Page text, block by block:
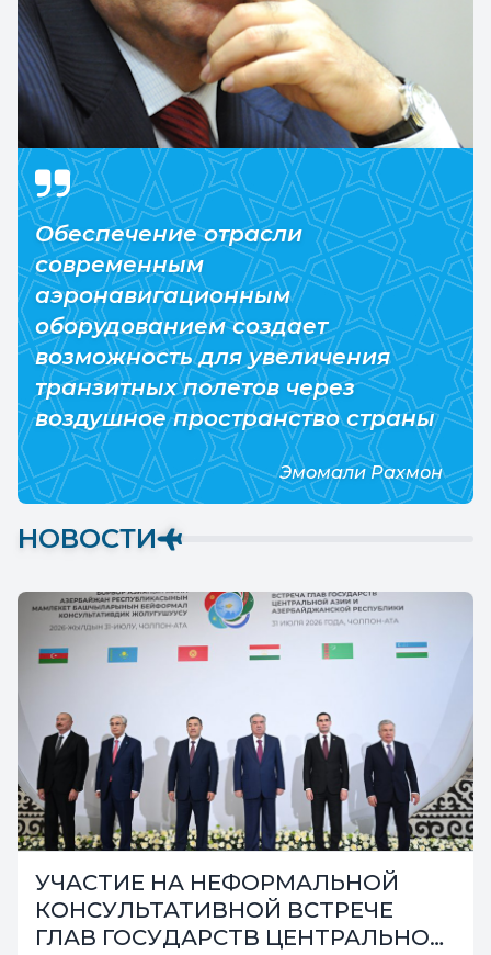
Обеспечение отрасли
современным
аэронавигационным
оборудованием создает
возможность для увеличения
транзитных полетов через
воздушное пространство страны
Эмомали Рахмон
НОВОСТИ
«SHOHIN AIRLINES» И «AIRBUS»
ЗАКЛЮЧИЛИ СТРАТЕГИЧЕСКОЕ
ПАРТНЕРСТВО ДЛЯ